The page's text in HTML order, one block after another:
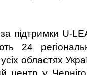
підтримки U-
24
областях